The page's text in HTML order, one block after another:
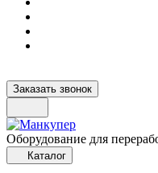
Заказать звонок
Оборудование для
Каталог